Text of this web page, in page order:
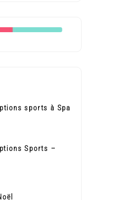
sports à Spa
Sports –